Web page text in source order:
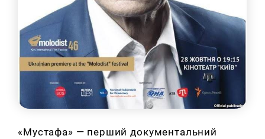
«Мустафа» — перший документальний